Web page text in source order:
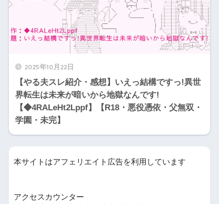
2025年10月22日
【やる夫スレ紹介・感想】いえっ結構ですっ!異世
界転生は未来が暗いから地獄なんです!
【◆4RALeHt2Lppf】【R18・悪役憑依・父無双・
学園・未完】
本サイトはアフェリエイト広告を利用しています
アクセスカウンター